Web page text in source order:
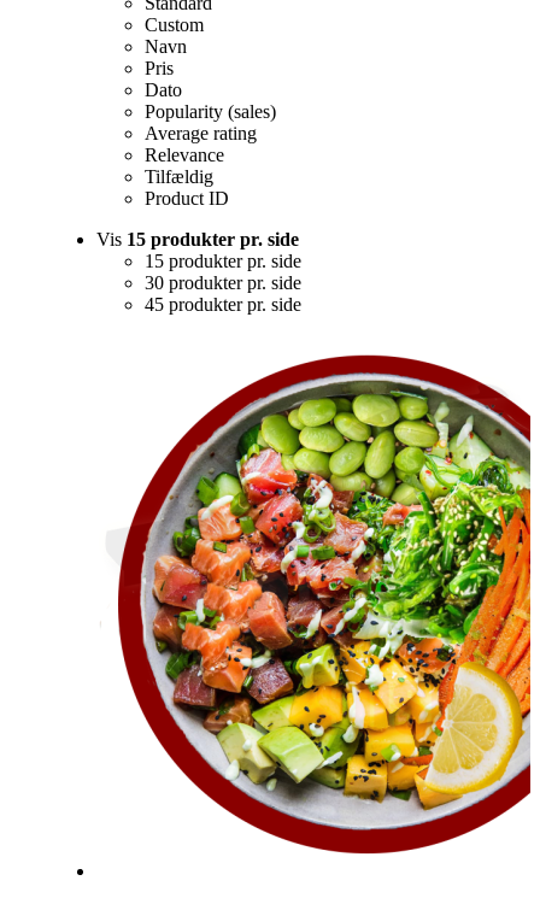
Custom
Navn
Pris
Dato
Popularity (sales)
Average rating
Relevance
Tilfældig
Product ID
Vis 15 produkter pr. side
15 produkter pr. side
30 produkter pr. side
45 produkter pr. side